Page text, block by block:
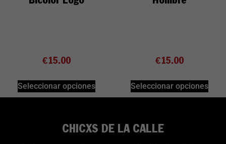
€15.00
Seleccionar opciones
€15.00
Seleccionar opciones
CHICXS DE LA CALLE